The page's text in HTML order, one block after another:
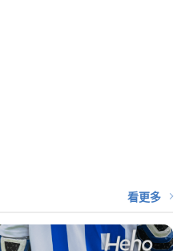
看更多